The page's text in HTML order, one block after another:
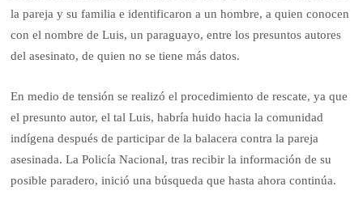
la pareja y su familia e identificaron a un hombre, a quien conocen
con el nombre de Luis, un paraguayo, entre los presuntos autores
del asesinato, de quien no se tiene más datos.
En medio de tensión se realizó el procedimiento de rescate, ya que
el presunto autor, el tal Luis, habría huido hacia la comunidad
indígena después de participar de la balacera contra la pareja
asesinada. La Policía Nacional, tras recibir la información de su
posible paradero, inició una búsqueda que hasta ahora continúa.